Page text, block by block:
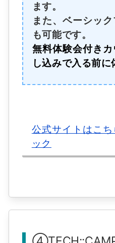
ます。
また、ベーシッ
も可能です。
無料体験会付き
し込みで入る前に
公式サイトはこ
ック